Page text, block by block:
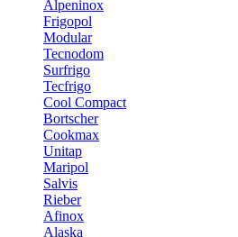
Alpeninox
Frigopol
Modular
Tecnodom
Surfrigo
Tecfrigo
Cool Compact
Bortscher
Cookmax
Unitap
Maripol
Salvis
Rieber
Afinox
Alaska